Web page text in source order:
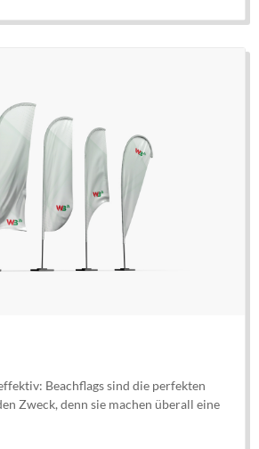
Beachflags sind die perfekten
Zweck, denn sie machen überall eine